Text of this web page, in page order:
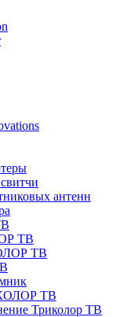
антенн
ТВ
ТВ
ТВ
Триколор ТВ